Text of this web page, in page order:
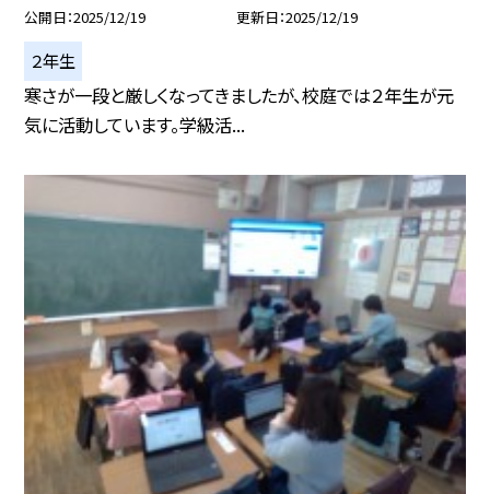
公開日 2025/12/19 更新日 2025/12/19
２年生
寒さが一段と厳しくなってきましたが、校庭では２年生が元
気に活動しています。学級活...